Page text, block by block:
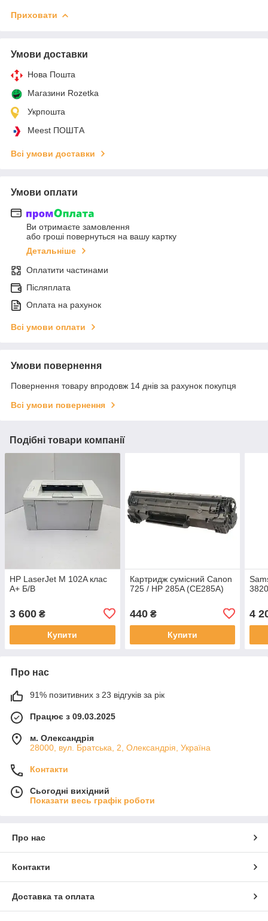
Приховати
Умови доставки
Нова Пошта
Магазини Rozetka
Укрпошта
Meest ПОШТА
Всі умови доставки
Умови оплати
Ви отримаєте замовлення
або гроші повернуться на вашу картку
Детальніше
Оплатити частинами
Післяплата
Оплата на рахунок
Всі умови оплати
Умови повернення
Повернення товару впродовж 14 днів за рахунок покупця
Всі умови повернення
Подібні товари компанії
HP LaserJet M 102A клас
A+ Б/В
3 600 ₴
Купити
Картридж сумісний Canon
725 / HP 285A (CE285A)
440₴
Купити
4
Про нас
91% позитивних з 23 відгуків за рік
Працює з 09.03.2025
м. Олександрія
28000, вул. Братська, 2, Олександрія, Україна
Контакти
Сьогодні вихідний
Показати весь графік роботи
Про нас
Контакти
Доставка та оплата